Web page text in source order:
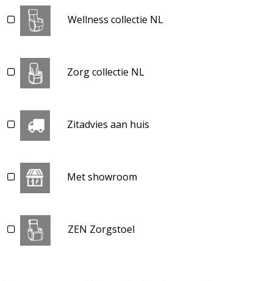
Wellness collectie NL
Zorg collectie NL
Zitadvies aan huis
Met showroom
ZEN Zorgstoel